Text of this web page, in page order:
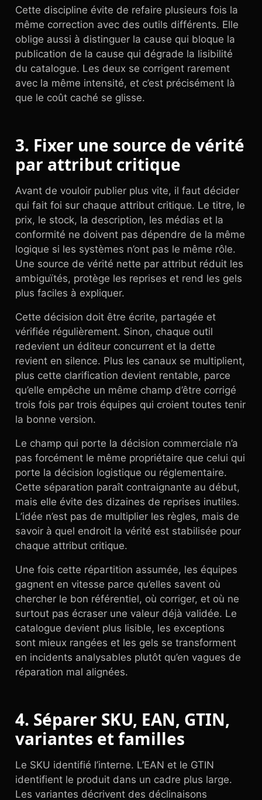
Cette discipline évite de refaire plusieurs fois la
même correction avec des outils différents. Elle
oblige aussi à distinguer la cause qui bloque la
publication de la cause qui dégrade la lisibilité
du catalogue. Les deux se corrigent rarement
avec la même intensité, et c’est précisément là
que le coût caché se glisse.
3. Fixer une source de vérité
par attribut critique
Avant de vouloir publier plus vite, il faut décider
qui fait foi sur chaque attribut critique. Le titre, le
prix, le stock, la description, les médias et la
conformité ne doivent pas dépendre de la même
logique si les systèmes n’ont pas le même rôle.
Une source de vérité nette par attribut réduit les
ambiguïtés, protège les reprises et rend les gels
plus faciles à expliquer.
Cette décision doit être écrite, partagée et
vérifiée régulièrement. Sinon, chaque outil
redevient un éditeur concurrent et la dette
revient en silence. Plus les canaux se multiplient,
plus cette clarification devient rentable, parce
qu’elle empêche un même champ d’être corrigé
trois fois par trois équipes qui croient toutes tenir
la bonne version.
Le champ qui porte la décision commerciale n’a
pas forcément le même propriétaire que celui qui
porte la décision logistique ou réglementaire.
Cette séparation paraît contraignante au début,
mais elle évite des dizaines de reprises inutiles.
L’idée n’est pas de multiplier les règles, mais de
savoir à quel endroit la vérité est stabilisée pour
chaque attribut critique.
Une fois cette répartition assumée, les équipes
gagnent en vitesse parce qu’elles savent où
chercher le bon référentiel, où corriger, et où ne
surtout pas écraser une valeur déjà validée. Le
catalogue devient plus lisible, les exceptions
sont mieux rangées et les gels se transforment
en incidents analysables plutôt qu’en vagues de
réparation mal alignées.
4. Séparer SKU, EAN, GTIN,
variantes et familles
Le SKU identifié l’interne. L’EAN et le GTIN
identifient le produit dans un cadre plus large.
Les variantes décrivent des déclinaisons